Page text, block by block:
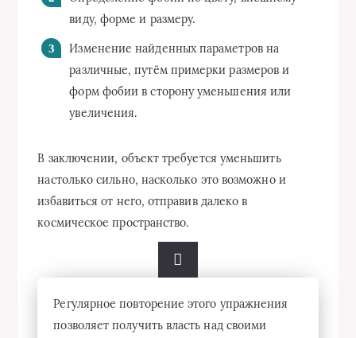
виду, форме и размеру.
Изменение найденных параметров на
различные, путём примерки размеров и
форм фобии в сторону уменьшения или
увеличения.
В заключении, объект требуется уменьшить
настолько сильно, насколько это возможно и
избавиться от него, отправив далеко в
космическое пространство.
Регулярное повторение этого упражнения
позволяет получить власть над своими